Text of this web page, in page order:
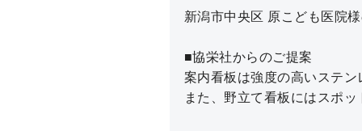
新潟市中央区 原こども医院
■協栄社からのご提案
案内看板は強度の高いステ
また、野立て看板にはスポ